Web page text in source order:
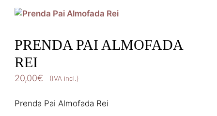
PRENDA PAI ALMOFADA
REI
20,00€ (IVA incl.)
Prenda Pai Almofada Rei